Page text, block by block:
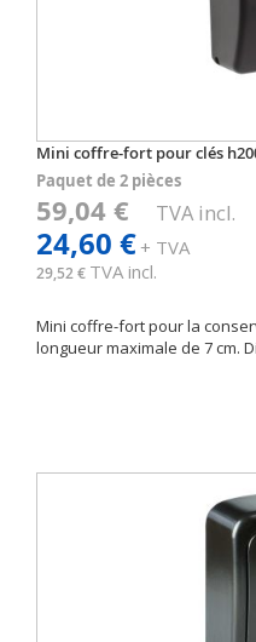
Mini coffre-fort pour clés
Paquet de 2 pièces
59,04 € TVA incl.
24,60 €+ TVA
29,52 € TVA incl.
Mini coffre-fort pour la
longueur maximale de 7 cm.